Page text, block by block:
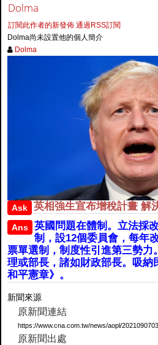
Dolma
訂閱此作者的新發佈 通過RSS訂閱
Dolma尚未設置他的個人簡介
Dolma
Ask 英相強生宣布增稅計畫 解
Ans
英國問題在體制。立法採
制，設12個委員會，每年
票單選制，制度性引進第三勢力
理或部長，諸如財政部長。吸納
和平憲章》。
新聞來源
原新聞連結
https://www.cna.com.tw/news/aopl/
原新聞出處